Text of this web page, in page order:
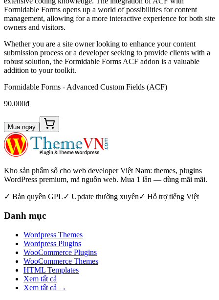
Formidable Forms opens up a world of possibilities for content
management, allowing for a more interactive experience for both site
owners and visitors.
Whether you are a site owner looking to enhance your content
submission process or a developer seeking to provide clients with a
robust solution, the Formidable Forms ACF addon is a valuable
addition to your toolkit.
Formidable Forms - Advanced Custom Fields (ACF)
90.000₫
Mua ngay
Kho sản phẩm số cho web developer Việt Nam: themes, plugins
WordPress premium, mã nguồn web. Mua 1 lần — dùng mãi mãi.
✓ Bản quyền GPL✓ Update thường xuyên✓ Hỗ trợ tiếng Việt
Danh mục
Wordpress Themes
Wordpress Plugins
WooCommerce Plugins
WooCommerce Themes
HTML Templates
Xem tất cả
Xem tất cả →